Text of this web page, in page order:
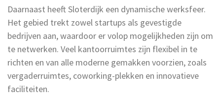
Daarnaast heeft Sloterdijk een dynamische werksfeer.
Het gebied trekt zowel startups als gevestigde
bedrijven aan, waardoor er volop mogelijkheden zijn om
te netwerken. Veel kantoorruimtes zijn flexibel in te
richten en van alle moderne gemakken voorzien, zoals
vergaderruimtes, coworking-plekken en innovatieve
faciliteiten.